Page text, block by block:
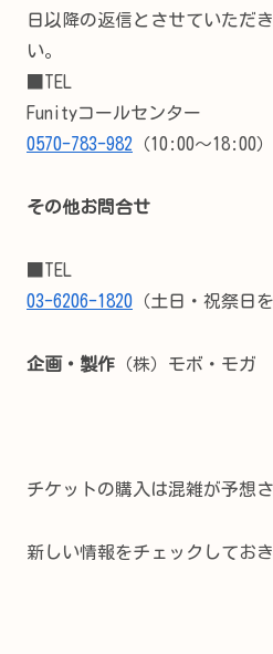
日以降の返信とさせていただ
い。
■TEL
Funityコールセンター
0570-783-982 （10:00～18:00）
その他お問合せ
■TEL
03-6206-1820 （土日・祝祭日
企画・製作 （株）モボ・モガ
チケットの購入は混雑が予想
新しい情報をチェックしてお